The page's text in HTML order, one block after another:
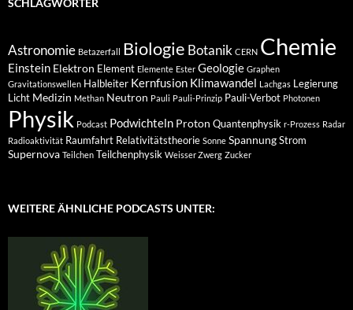
Astronomie Betazerfall Biologie Botanik CERN Chemie
Einstein Elektron Element Elemente Ester Geologie Graphen
Gravitationswellen Halbleiter Kernfusion Klimawandel Lachgas Legierung
Licht Medizin Methan Neutron Pauli Pauli-Prinzip Pauli-Verbot Photonen
Physik Podcast Podwichteln Proton Quantenphysik r-Prozess Radar
Radioaktivität Raumfahrt Relativitätstheorie Sonne Spannung Strom
Supernova Teilchen Teilchenphysik Weisser Zwerg Zucker
WEITERE ÄHNLICHE PODCASTS UNTER: